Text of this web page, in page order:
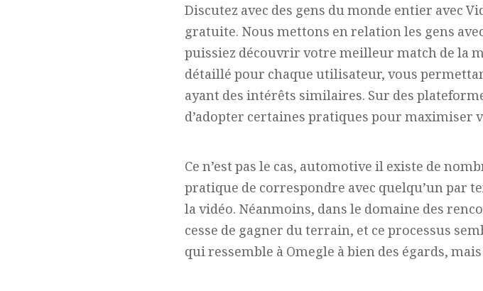
Discutez avec des gens du monde entier avec
gratuite. Nous mettons en relation les gens
puissiez découvrir votre meilleur match de la
détaillé pour chaque utilisateur, vous
ayant des intérêts similaires. Sur des
d’adopter certaines pratiques pour maximiser
Ce n’est pas le cas, automotive il existe de
pratique de correspondre avec quelqu’un par
la vidéo. Néanmoins, dans le domaine des
cesse de gagner du terrain, et ce processus
qui ressemble à Omegle à bien des égards,